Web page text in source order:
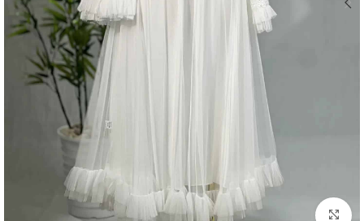
Click to enlarge